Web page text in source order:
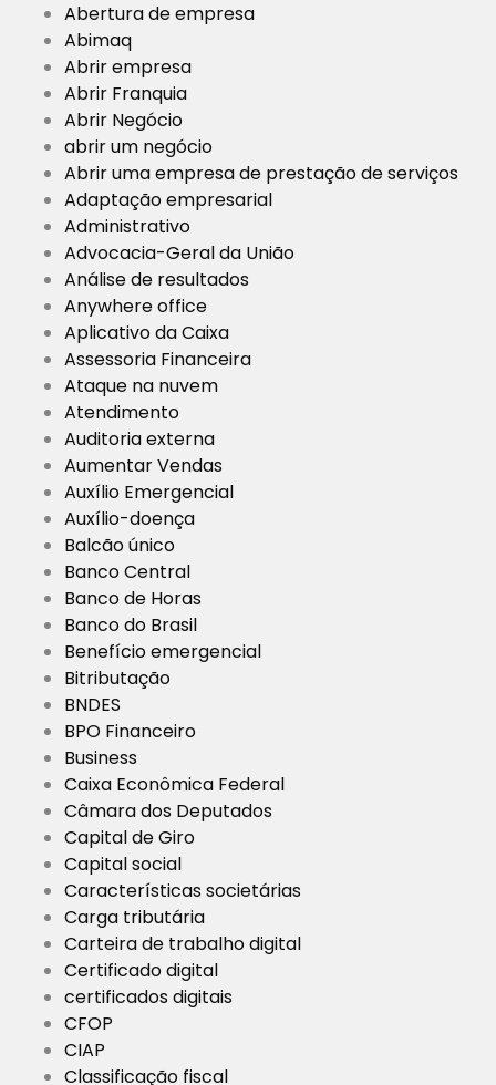
Abertura de empresa
Abimaq
Abrir empresa
Abrir Franquia
Abrir Negócio
abrir um negócio
Abrir uma empresa de prestação de serviços
Adaptação empresarial
Administrativo
Advocacia-Geral da União
Análise de resultados
Anywhere office
Aplicativo da Caixa
Assessoria Financeira
Ataque na nuvem
Atendimento
Auditoria externa
Aumentar Vendas
Auxílio Emergencial
Auxílio-doença
Balcão único
Banco Central
Banco de Horas
Banco do Brasil
Benefício emergencial
Bitributação
BNDES
BPO Financeiro
Business
Caixa Econômica Federal
Câmara dos Deputados
Capital de Giro
Capital social
Características societárias
Carga tributária
Carteira de trabalho digital
Certificado digital
certificados digitais
CFOP
CIAP
Classificação fiscal